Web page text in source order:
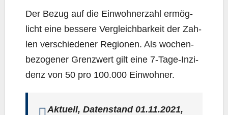
Der Bezug auf die Ein­woh­ner­zahl ermög­
licht eine bes­se­re Ver­gleich­bar­keit der Zah­
len ver­schie­de­ner Regio­nen. Als wochen­
be­zo­ge­ner Grenz­wert gilt eine 7‑Ta­ge-Inzi­
denz von 50 pro 100.000 Einwohner.
Aktu­ell, Daten­stand 01.11.2021,